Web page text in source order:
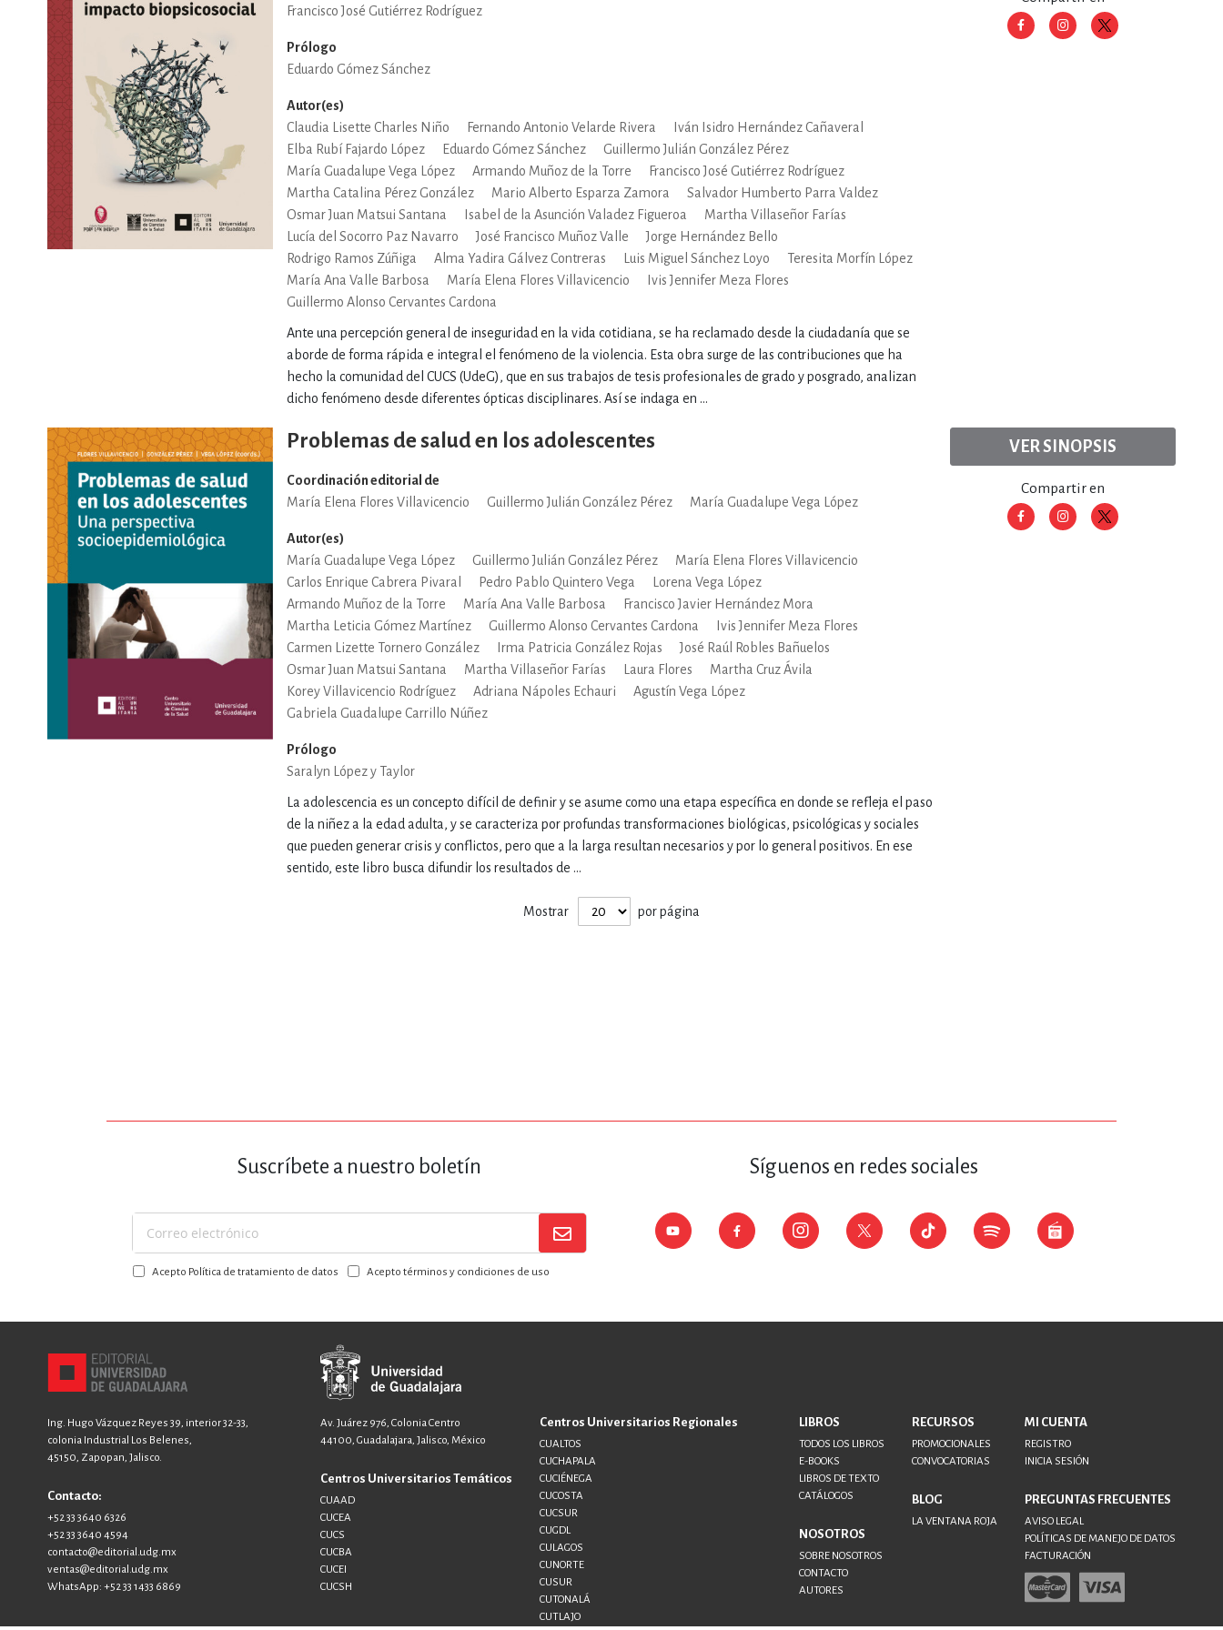
DEPORTES Y ACTIVIDADES DE OCIO AL AIRE LIBRE
ECONOMÍA, FINANZAS, EMPRESA Y GESTIÓN
ESTILOS DE VIDA, AFICIONES Y OCIO FICCIÓN Y TEMAS AFINES
FILOSOFÍA Y RELIGIÓN HISTORIA Y ARQUEOLOGÍA
INFANTILES, JUVENILES Y DIDÁCTICOS LENGUAJE Y LINGÜÍSTICA
MATEMÁTICAS Y CIENCIAS MEDICINA, ENFERMERÍA, VETERINARIA
NOVELA GRÁFICA, LIBROS DE CÓMICS, DIBUJOS ANIMADOS
SALUD, RELACIONES Y DESARROLLO PERSONAL
SOCIEDAD Y CIENCIAS SOCIALES
TECNOLOGÍA, INGENIERÍA, AGRICULTURA
Francisco José Gutiérrez Rodríguez
Prólogo
Eduardo Gómez Sánchez
Autor(es)
Claudia Lisette Charles Niño
Fernando Antonio Velarde Rivera
Iván Isidro Hernández Cañaveral
Elba Rubí Fajardo López
Eduardo Gómez Sánchez
Guillermo Julián González Pérez
María Guadalupe Vega López
Armando Muñoz de la Torre
Francisco José Gutiérrez Rodríguez
Martha Catalina Pérez González
Mario Alberto Esparza Zamora
Salvador Humberto Parra Valdez
Osmar Juan Matsui Santana
Isabel de la Asunción Valadez Figueroa
Martha Villaseñor Farías
Lucía del Socorro Paz Navarro
José Francisco Muñoz Valle
Jorge Hernández Bello
Rodrigo Ramos Zúñiga
Alma Yadira Gálvez Contreras Luis Miguel Sánchez Loyo
Teresita Morfín López
María Ana Valle Barbosa
María Elena Flores Villavicencio
Ivis Jennifer Meza Flores
Guillermo Alonso Cervantes Cardona
Ante una percepción general de inseguridad en la vida cotidiana, se ha reclamado desde la ciudadanía que se
aborde de forma rápida e integral el fenómeno de la violencia. Esta obra surge de las contribuciones que ha
hecho la comunidad del CUCS (UdeG), que en sus trabajos de tesis profesionales de grado y posgrado, analizan
dicho fenómeno desde diferentes ópticas disciplinares. Así se indaga en ...
Problemas de salud en los adolescentes
Coordinación editorial de
María Elena Flores Villavicencio
Guillermo Julián González Pérez María Guadalupe Vega López
Autor(es)
María Guadalupe Vega López
Guillermo Julián González Pérez
María Elena Flores Villavicencio
Carlos Enrique Cabrera Pivaral
Pedro Pablo Quintero Vega
Lorena Vega López
Armando Muñoz de la Torre
María Ana Valle Barbosa
Francisco Javier Hernández Mora
Martha Leticia Gómez Martínez
Guillermo Alonso Cervantes Cardona
Ivis Jennifer Meza Flores
Carmen Lizette Tornero González
Irma Patricia González Rojas
José Raúl Robles Bañuelos
Osmar Juan Matsui Santana
Martha Villaseñor Farías Laura Flores
Martha Cruz Ávila
Korey Villavicencio Rodríguez
Adriana Nápoles Echauri
Agustín Vega López
Gabriela Guadalupe Carrillo Núñez
Prólogo
Saralyn López y Taylor
La adolescencia es un concepto difícil de definir y se asume como una etapa específica en donde se refleja el paso
de la niñez a la edad adulta, y se caracteriza por profundas transformaciones biológicas, psicológicas y sociales
que pueden generar crisis y conflictos, pero que a la larga resultan necesarios y por lo general positivos. En ese
sentido, este libro busca difundir los resultados de ...
VER SINOPSIS
Compartir en
Mostrar por página
Suscríbete a nuestro boletín
Suscríbase
a
nuestroAcepto Política de tratamiento de datos Acepto términos y condiciones de uso
Síguenos en redes sociales
Ing. Hugo Vázquez Reyes 39, interior 32-33,
colonia Industrial Los Belenes,
45150, Zapopan, Jalisco.
Contacto:
+52 33 3640 6326
+52 33 3640 4594
contacto@editorial.udg.mx
ventas@editorial.udg.mx
WhatsApp: +52 33 1433 6869
Av. Juárez 976, Colonia Centro
44100, Guadalajara, Jalisco, México
Centros Universitarios Temáticos
CUAAD
CUCEA
CUCS
CUCBA
CUCEI
CUCSH
Centros Universitarios Regionales
CUALTOS
CUCHAPALA
CUCIÉNEGA
CUCOSTA
CUCSUR
CUGDL
CULAGOS
CUNORTE
CUSUR
CUTONALÁ
CUTLAJO
LIBROS
TODOS LOS LIBROS
E-BOOKS
LIBROS DE TEXTO
CATÁLOGOS
NOSOTROS
SOBRE NOSOTROS
CONTACTO
AUTORES
RECURSOS
PROMOCIONALES
CONVOCATORIAS
BLOG
LA VENTANA ROJA
MI CUENTA
REGISTRO
INICIA SESIÓN
PREGUNTAS FRECUENTES
AVISO LEGAL
POLÍTICAS DE MANEJO DE DATOS
FACTURACIÓN